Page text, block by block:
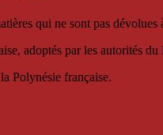
qui ne sont pas
adoptés par les autorités
Polynésie française.